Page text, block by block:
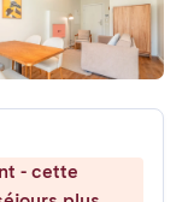
- cette